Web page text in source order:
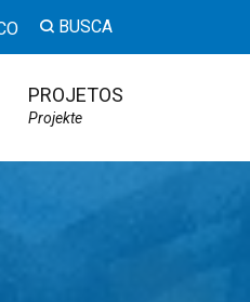
BUSCA
PROJETOS
Projekte